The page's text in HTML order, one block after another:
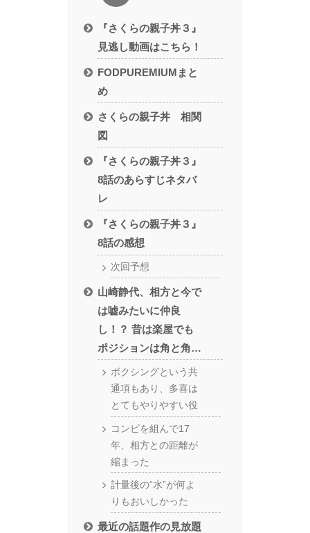
『さくらの親子丼３』
見逃し動画はこちら！
FODPUREMIUMまと
め
さくらの親子丼 相関
図
『さくらの親子丼３』
8話のあらすじネタバ
レ
『さくらの親子丼３』
8話の感想
次回予想
山崎静代、相方と今で
は嘘みたいに仲良
し！？ 昔は楽屋でも
ポジションは角と角…
ボクシングという共
通項もあり、多喜は
とてもやりやすい役
コンビを組んで17
年、相方との距離が
縮まった
計量後の“水”が何よ
りもおいしかった
最近の話題作の見放題